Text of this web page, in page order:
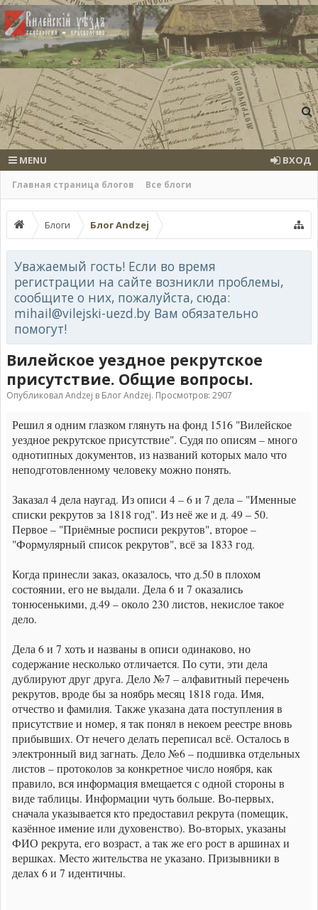
Главная страница блогов Все блоги
MENU ВХОД
Блоги Блог Andzej
Уважаемый гость! Если во время
регистрации на сайте возникли проблемы,
сообщите о них, пожалуйста, сюда:
mihail@vilejski-uezd.by Вам обязательно
помогут!
Вилейское уездное рекрутское
присутствие. Общие вопросы.
Опубликовал Andzej в Блог Andzej. Просмотров: 2907
Решил я одним глазком глянуть на фонд 1516 "Вилейское
уездное рекрутское присутствие". Судя по описям – много
однотипных документов, из названий которых мало что
неподготовленному человеку можно понять.
Заказал 4 дела наугад. Из описи 4 – 6 и 7 дела – "Именные
списки рекрутов за 1818 год". Из неё же и д. 49 – 50.
Первое – "Приёмные росписи рекрутов", второе –
"Формулярный список рекрутов", всё за 1833 год.
Когда принесли заказ, оказалось, что д.50 в плохом
состоянии, его не выдали. Дела 6 и 7 оказались
тонюсенькими, д.49 – около 230 листов, некислое такое
дело.
Дела 6 и 7 хоть и названы в описи одинаково, но
содержание несколько отличается. По сути, эти дела
дублируют друг друга. Дело №7 – алфавитный перечень
рекрутов, вроде бы за ноябрь месяц 1818 года. Имя,
отчество и фамилия. Также указана дата поступления в
присутствие и номер, я так понял в некоем реестре вновь
прибывших. От нечего делать переписал всё. Осталось в
электронный вид загнать. Дело №6 – подшивка отдельных
листов – протоколов за конкретное число ноября, как
правило, вся информация вмещается с одной стороны в
виде таблицы. Информации чуть больше. Во-первых,
сначала указывается кто предоставил рекрута (помещик,
казённое имение или духовенство). Во-вторых, указаны
ФИО рекрута, его возраст, а так же его рост в аршинах и
вершках. Место жительства не указано. Призывники в
делах 6 и 7 идентичны.